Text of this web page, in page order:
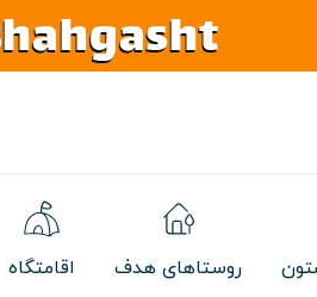
روستاهای هدف اقامتگاه